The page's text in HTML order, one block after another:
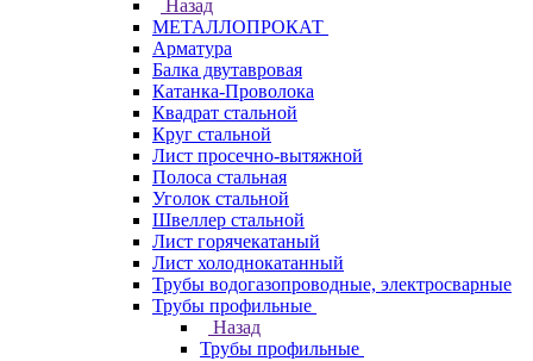
Назад
МЕТАЛЛОПРОКАТ
Арматура
Балка двутавровая
Катанка-Проволока
Квадрат стальной
Круг стальной
Лист просечно-вытяжной
Полоса стальная
Уголок стальной
Швеллер стальной
Лист горячекатаный
Лист холоднокатанный
Трубы водогазопроводные, электросварные
Трубы профильные
Назад
Трубы профильные